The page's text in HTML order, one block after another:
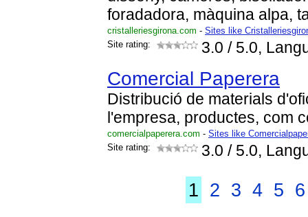
foradadora, màquina alpa,
cristalleriesgirona.com - Sites like
Site rating:
3.0 / 5.0,
Comercial Paperera
Distribució de materials
l'empresa, productes, com
comercialpaperera.com - Sites like
Site rating:
3.0 / 5.0,
1 2 3 4 5 6